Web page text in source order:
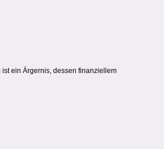
ein Ärgernis, dessen finanziellem